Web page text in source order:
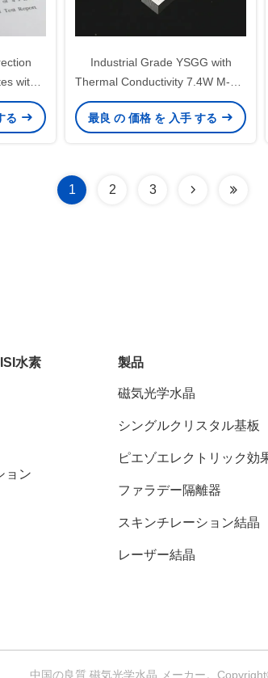
with
る
Industrial Grade YSGG with
Thermal Conductivity 7.4W M-1k-
1 and Length Tolerance ±0.2mm
最良 の 価格 を 入手 する
1 2 3
水素
ョン
製品
磁気光学水晶
シングルクリスタル基板
ピエゾエレクトリック効
ファラデー隔離器
スキンチレーション結晶
レーザー結晶
中国の良質 磁気光学水晶 メーカー。